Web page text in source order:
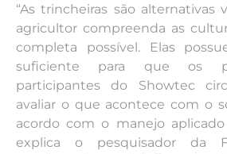
“As trincheiras são alternativas
agricultor compreenda as
completa possível. Elas
suficiente para que os
participantes do Showtec
avaliar o que acontece com o
acordo com o manejo aplicado
explica o pesquisador da